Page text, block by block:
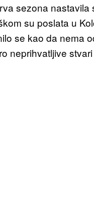
sezona
su poslata u
se kao da nema
neprihvatljive